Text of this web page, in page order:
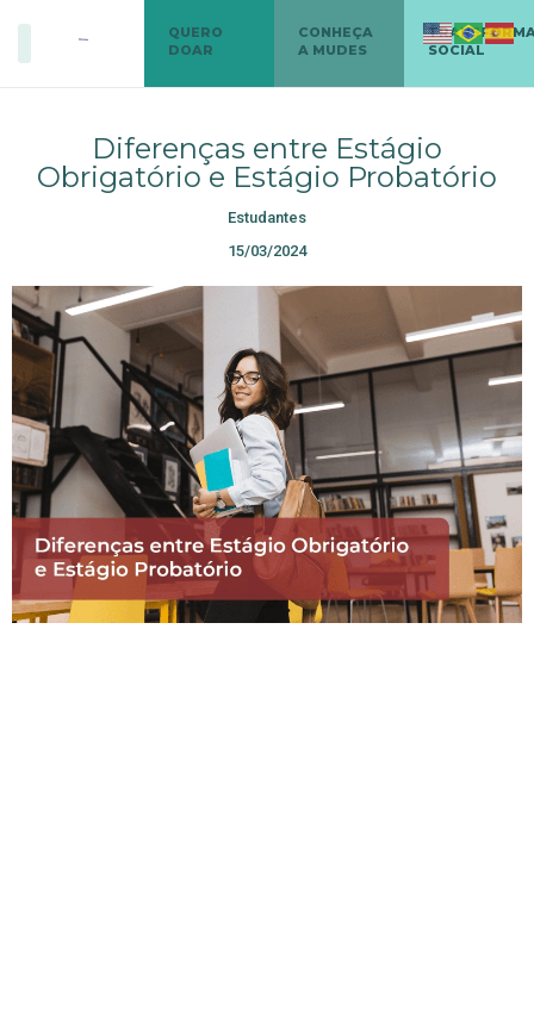
QUERO
DOAR
CONHEÇA
A MUDES
SOCIAL
Diferenças entre Estágio
Obrigatório e Estágio Probatório
Estudantes
15/03/2024